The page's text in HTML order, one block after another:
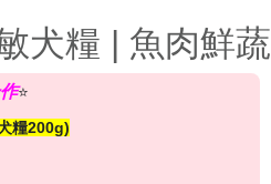
犬糧 | 魚肉鮮蔬
⭐
糧200g)